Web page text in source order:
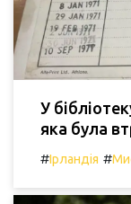
У
яка була
#Ірландія #